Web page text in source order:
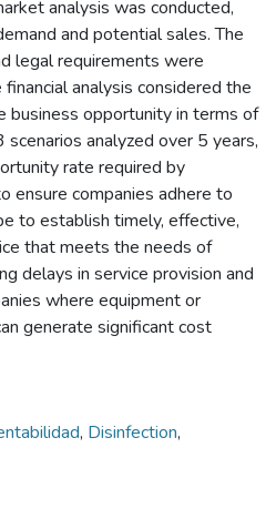
analysis was conducted,
and potential sales. The
legal requirements were
analysis considered the
business opportunity in terms of
analyzed over 5 years,
rate required by
ensure companies adhere to
to establish timely, effective,
that meets the needs of
delays in service provision and
where equipment or
generate significant cost
, Disinfection,